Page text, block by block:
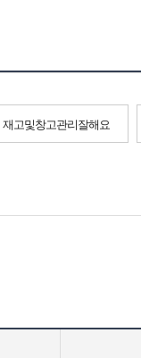
재고및창고관리잘해요